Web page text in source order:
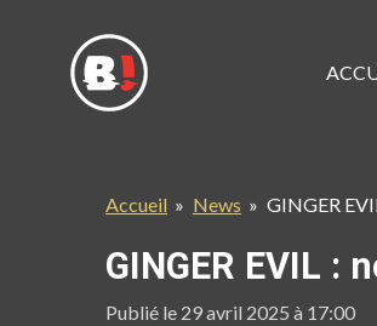
contenu
Accueil » News » GINGER
GINGER EVIL
Publié le 29 avril 2025 à 17:00